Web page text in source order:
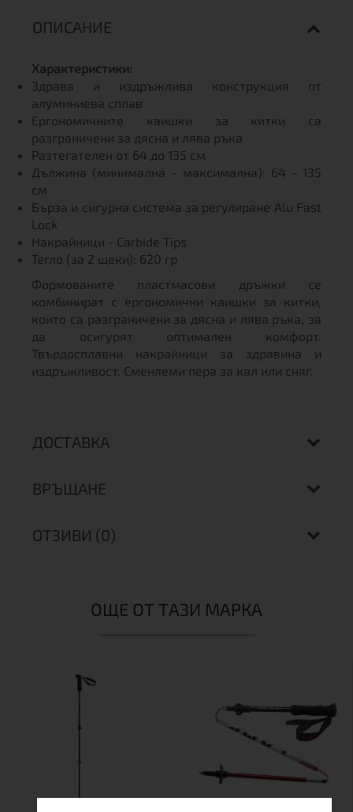
ОПИСАНИЕ
Характеристики:
Здрава и издръжлива конструкция от
алуминиева сплав
Ергономичните каишки за китки са
разграничени за дясна и лява ръка
Разтегателен от 64 до 135 см
Дължина (минимална - максимална): 64 - 135
см
Бърза и сигурна система за регулиране Alu Fast
Lock
Накрайници - Carbide Tips
Тегло (за 2 щеки): 620 гр
Формованите пластмасови дръжки се
комбинират с ергономични каишки за китки,
които са разграничени за дясна и лява ръка, за
да осигурят оптимален комфорт.
Твърдосплавни накрайници за здравина и
издръжливост. Сменяеми пера за кал или сняг.
ДОСТАВКА
ВРЪЩАНЕ
ОТЗИВИ (0)
ОЩЕ ОТ ТАЗИ МАРКА